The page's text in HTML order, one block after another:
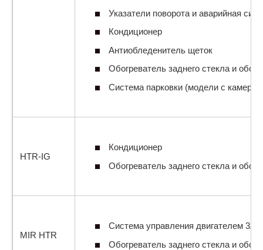
Указатели поворота и аварийная
Кондиционер
Антиобледенитель щеток
Обогреватель заднего стекла и
Система парковки (модели с камерой
HTR-IG
Кондиционер
Обогреватель заднего стекла и
MIR HTR
Система управления двигателем
Обогреватель заднего стекла и